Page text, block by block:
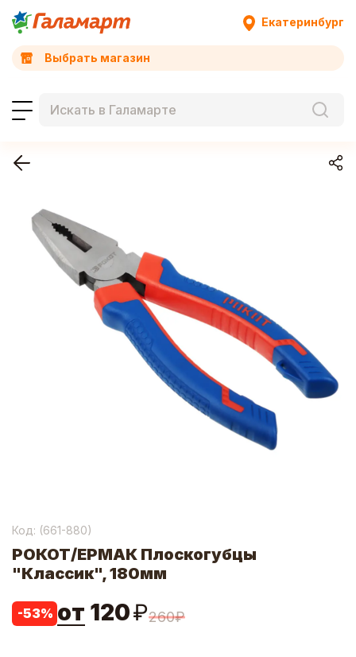
Екатеринбург
Выбрать магазин
Код: (661-880)
РОКОТ/ЕРМАК Плоскогубцы
"Классик", 180мм
-53% от 120₽260₽